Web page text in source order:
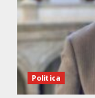
Politica